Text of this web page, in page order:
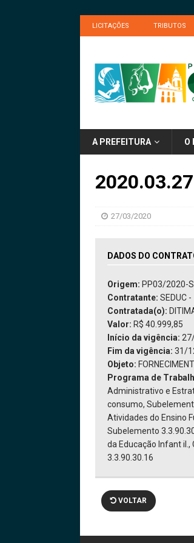
LICITAÇÕES TRIBUTOS
A PREFEITURA O
27/03/2020
DADOS DO
Origem: PP03/2020-
Contratante: SEDUC -
Contratada(o):
Valor: R$ 40.999,85
Início da vigência:
Fim da vigência: 31/
Objeto:
Programa de
Administrativo e
consumo,
Atividades do Ensino
Subelemento
da Educação Infant
3.3.90.30.16
VOLTAR